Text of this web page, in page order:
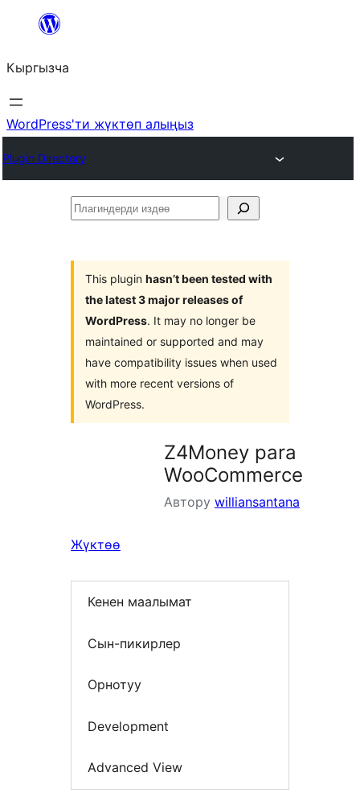
Мазмунга
Кыргызча
WordPress'ти жүктөп алыңыз
Plugin Directory
Плагиндерди
This plugin hasn’t been tested with
the latest 3 major releases of
WordPress. It may no longer be
maintained or supported and may
have compatibility issues when used
with more recent versions of
WordPress.
Z4Money para
WooCommerce
Автору williansantana
Жүктөө
Кенен маалымат
Сын-пикирлер
Орнотуу
Development
Advanced View